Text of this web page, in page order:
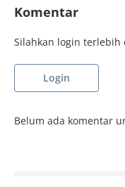
Komentar
Silahkan login
Login
Belum ada komentar